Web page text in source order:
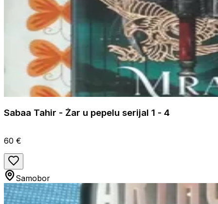
Sabaa Tahir - Žar u pepelu serijal 1 - 4
60 €
Samobor